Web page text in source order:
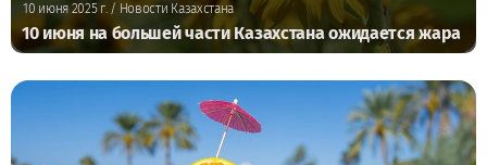
10 июня 2025 г./ Новости Казахстана
10 июня на большей части Казахстана ожидается жара